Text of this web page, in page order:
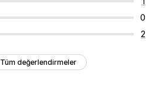
0
2
Tüm değerlendirmeler